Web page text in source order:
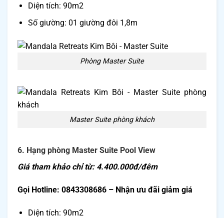
Diện tích: 90m2
Số giường: 01 giường đôi 1,8m
Phòng Master Suite
Master Suite phòng khách
6. Hạng phòng Master Suite Pool View
Giá tham khảo chỉ từ: 4.400.000đ/đêm
Gọi Hotline: 0843308686 – Nhận ưu đãi giảm giá
Diện tích: 90m2